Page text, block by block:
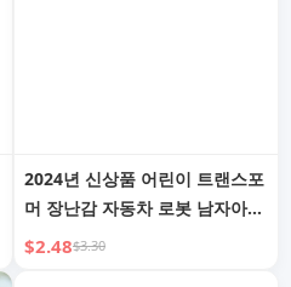
2024년 신상품 어린이 트랜스포
머 장난감 자동차 로봇 남자아이
자동차 선물 4 퍼즐 2 아기 3~6
$2.48$3.30